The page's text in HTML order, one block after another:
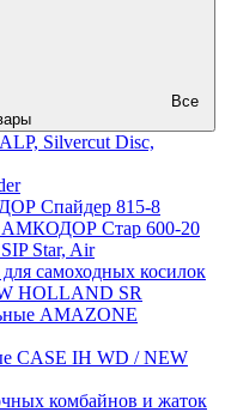
Все
Silvercut Disc,
Спайдер 815-8
АМКОДОР Стар 600-20
Star, Air
самоходных косилок
HOLLAND SR
AMAZONE
CASE IH WD / NEW
комбайнов и жаток